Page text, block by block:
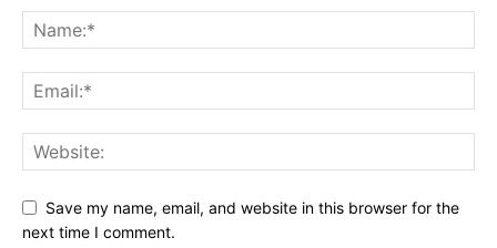
Save my name, email, and website in this browser for the
next time I comment.